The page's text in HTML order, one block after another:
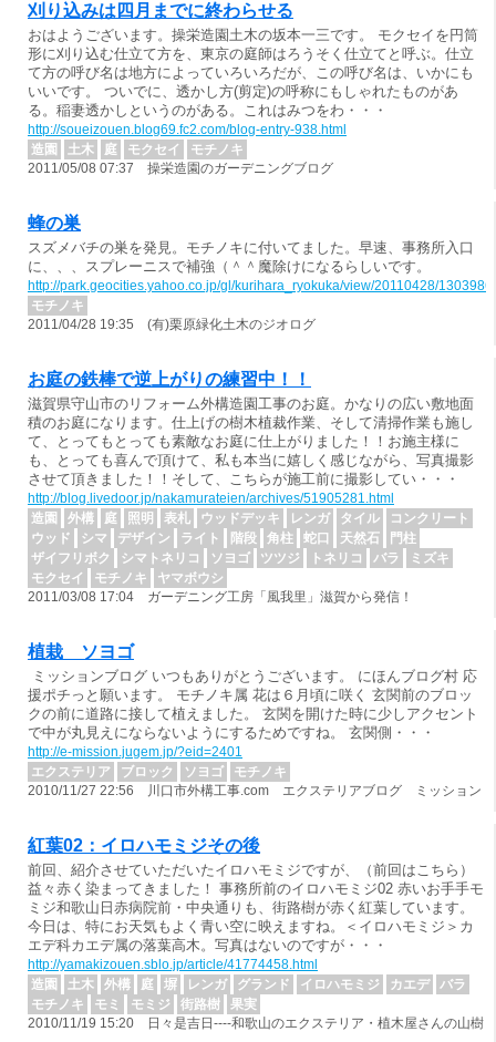
刈り込みは四月までに終わらせる
おはようございます。操栄造園土木の坂本一三です。 モクセイを円筒
形に刈り込む仕立て方を、東京の庭師はろうそく仕立てと呼ぶ。仕立
て方の呼び名は地方によっていろいろだが、この呼び名は、いかにも
いいです。 ついでに、透かし方(剪定)の呼称にもしゃれたものがあ
る。稲妻透かしというのがある。これはみつをわ・・・
http://soueizouen.blog69.fc2.com/blog-entry-938.html
造園
土木 庭 モクセイ
モチノキ
2011/05/08 07:37 操栄造園のガーデニングブログ
蜂の巣
スズメバチの巣を発見。モチノキに付いてました。早速、事務所入口
に、、、スプレーニスで補強（＾＾魔除けになるらしいです。
http://park.geocities.yahoo.co.jp/gl/kurihara_ryokuka/view/20110428/
モチノキ
2011/04/28 19:35 (有)栗原緑化土木のジオログ
お庭の鉄棒で逆上がりの練習中！！
滋賀県守山市のリフォーム外構造園工事のお庭。かなりの広い敷地面
積のお庭になります。仕上げの樹木植裁作業、そして清掃作業も施し
て、とってもとっても素敵なお庭に仕上がりました！！お施主様に
も、とっても喜んで頂けて、私も本当に嬉しく感じながら、写真撮影
させて頂きました！！そして、こちらが施工前に撮影してい・・・
http://blog.livedoor.jp/nakamurateien/archives/51905281.html
造園
外構 庭 照明 表札 ウッドデッキ レンガ タイル
コンクリート
ウッド
シマ デザイン ライト 階段 角柱 蛇口 天然石
門柱
ザイフリボク
シマトネリコ ソヨゴ ツツジ トネリコ バラ
ミズキ
モクセイ
モチノキ
ヤマボウシ
2011/03/08 17:04 ガーデニング工房「風我里」滋賀から発信！
植栽 ソヨゴ
ミッションブログ いつもありがとうございます。 にほんブログ村 応
援ポチっと願います。 モチノキ属 花は６月頃に咲く 玄関前のブロッ
クの前に道路に接して植えました。 玄関を開けた時に少しアクセント
で中が丸見えにならないようにするためですね。 玄関側・・・
http://e-mission.jugem.jp/?eid=2401
エクステリア
ブロック ソヨゴ
モチノキ
2010/11/27 22:56 川口市外構工事.com エクステリアブログ ミッション
紅葉02：イロハモミジその後
前回、紹介させていただいたイロハモミジですが、（前回はこちら）
益々赤く染まってきました！ 事務所前のイロハモミジ02 赤いお手手モ
ミジ和歌山日赤病院前・中央通りも、街路樹が赤く紅葉しています。
今日は、特にお天気もよく青い空に映えますね。＜イロハモミジ＞カ
エデ科カエデ属の落葉高木。写真はないのですが・・・
http://yamakizouen.sblo.jp/article/41774458.html
造園
土木 外構 庭 塀 レンガ グランド イロハモミジ カエデ
バラ
モチノキ
モミ モミジ 街路樹
果実
2010/11/19 15:20 日々是吉日----和歌山のエクステリア・植木屋さんの山樹